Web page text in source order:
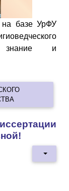
на базе УрФУ
знание и